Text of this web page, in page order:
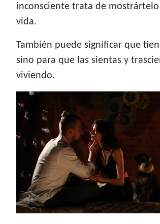
inconsciente trata de
vida.
También puede significar que
sino para que las sientas y
viviendo.